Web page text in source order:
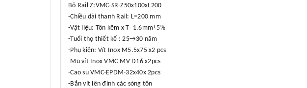
Bộ Rail Z:VMC-SR-Z50x100xL200
-Chiều dài thanh Rail: L=200 mm
-Vật liệu: Tôn kẽm x T=1.6mm±5%
-Tuổi thọ thiết kế : 25→30 năm
-Phụ kiện: Vít Inox M5.5x75 x2 pcs
-Mũ vít Inox VMC-MV-D16 x2pcs
-Cao su VMC-EPDM-32x40x 2pcs
-Bắn vít lên đỉnh các sóng tôn